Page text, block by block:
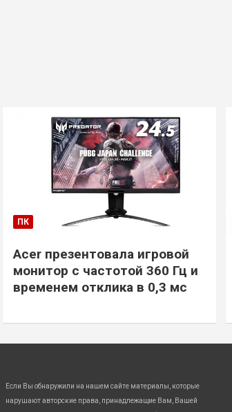
ПК
Acer презентовала игровой
монитор с частотой 360 Гц и
временем отклика в 0,3 мс
Если Вы обнаружили на нашем сайте материалы, которые
нарушают авторские права, принадлежащие Вам, Вашей